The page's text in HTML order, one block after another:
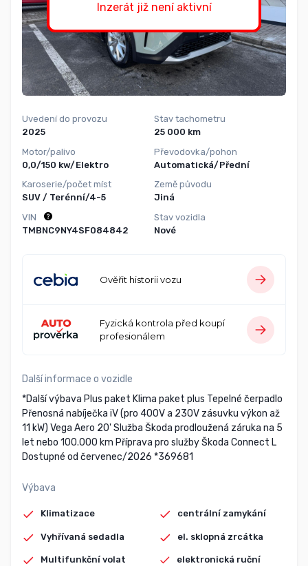
Inzerát již není aktivní
Uvedení do provozu
2025
Motor/palivo
0,0/150 kw/Elektro
Karoserie/počet míst
SUV / Terénní/4-5
Stav tachometru
25 000 km
Převodovka/pohon
Automatická/Přední
Země původu
Jiná
VIN
TMBNC9NY4SF084842
Stav vozidla
Nové
Ověřit historii vozu
Fyzická kontrola před koupí
profesionálem
Další informace o vozidle
*Další výbava Plus paket Klima paket plus Tepelné čerpadlo
Přenosná nabíječka iV (pro 400V a 230V zásuvku výkon až
11 kW) Vega Aero 20' Služba Škoda prodloužená záruka na 5
let nebo 100.000 km Příprava pro služby Škoda Connect L
Dostupné od červenec/2026 *369681
Výbava
Klimatizace
Vyhřívaná sedadla
Multifunkční volat
centrální zamykání
el. sklopná zrcátka
elektronická ruční